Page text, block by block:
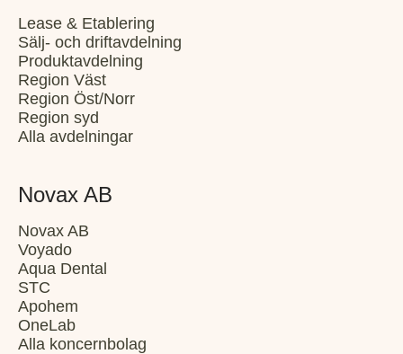
Lease & Etablering
Sälj- och driftavdelning
Produktavdelning
Region Väst
Region Öst/Norr
Region syd
Alla avdelningar
Novax AB
Novax AB
Voyado
Aqua Dental
STC
Apohem
OneLab
Alla koncernbolag